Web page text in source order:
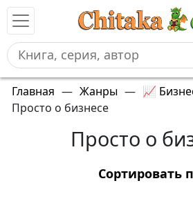
Главная — Жанры — 📈
Просто о бизнесе
Просто о
Сортировать